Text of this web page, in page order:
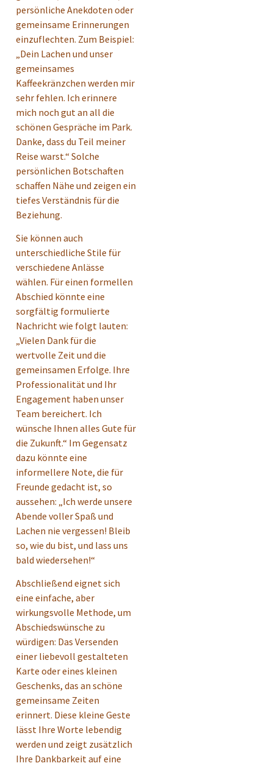
persönliche Anekdoten oder
gemeinsame Erinnerungen
einzuflechten. Zum Beispiel:
„Dein Lachen und unser
gemeinsames
Kaffeekränzchen werden mir
sehr fehlen. Ich erinnere
mich noch gut an all die
schönen Gespräche im Park.
Danke, dass du Teil meiner
Reise warst.“ Solche
persönlichen Botschaften
schaffen Nähe und zeigen ein
tiefes Verständnis für die
Beziehung.
Sie können auch
unterschiedliche Stile für
verschiedene Anlässe
wählen. Für einen formellen
Abschied könnte eine
sorgfältig formulierte
Nachricht wie folgt lauten:
„Vielen Dank für die
wertvolle Zeit und die
gemeinsamen Erfolge. Ihre
Professionalität und Ihr
Engagement haben unser
Team bereichert. Ich
wünsche Ihnen alles Gute für
die Zukunft.“ Im Gegensatz
dazu könnte eine
informellere Note, die für
Freunde gedacht ist, so
aussehen: „Ich werde unsere
Abende voller Spaß und
Lachen nie vergessen! Bleib
so, wie du bist, und lass uns
bald wiedersehen!“
Abschließend eignet sich
eine einfache, aber
wirkungsvolle Methode, um
Abschiedswünsche zu
würdigen: Das Versenden
einer liebevoll gestalteten
Karte oder eines kleinen
Geschenks, das an schöne
gemeinsame Zeiten
erinnert. Diese kleine Geste
lässt Ihre Worte lebendig
werden und zeigt zusätzlich
Ihre Dankbarkeit auf eine